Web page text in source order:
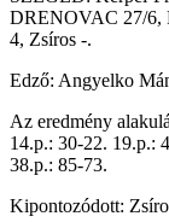
DRENOVAC 27/6,
4, Zsíros -.
Edző: Angyelko
Az eredmény
14.p.: 30-22. 19.p.:
38.p.: 85-73.
Kipontozódott: